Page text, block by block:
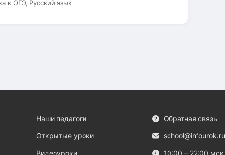
к ОГЭ, Русский язык
Наши педагоги
Открытые уроки
Видеоуроки
Обратная связь
school@infourok.ru
10:00 – 22:00 мск